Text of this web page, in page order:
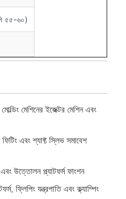
৫৫-৬০)
মেশিনের ইজেক্টর মেশিন এবং
এবং শ্যাফ্ট স্লিভ সমাবেশ
এবং উত্তোলন প্ল্যাটফর্ম ফাংশন
ফ্লিপিং যন্ত্রপাতি এবং ক্ল্যাম্পিং